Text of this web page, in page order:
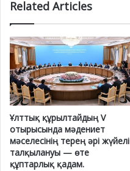
Related Articles
Ұлттық құрылтайдың V
отырысында мәдениет
мәселесінің терең әрі жүйелі
талқылануы — өте
құптарлық қадам.